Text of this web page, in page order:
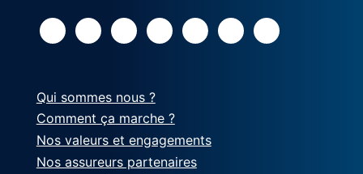
Qui sommes nous ?
Comment ça marche ?
Nos valeurs et engagements
Nos assureurs partenaires